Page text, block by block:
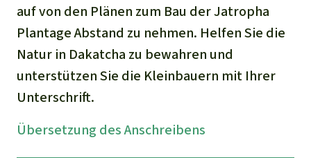
auf von den Plänen zum Bau der Jatropha
Plantage Abstand zu nehmen. Helfen Sie die
Natur in Dakatcha zu bewahren und
unterstützen Sie die Kleinbauern mit Ihrer
Unterschrift.
Übersetzung des Anschreibens